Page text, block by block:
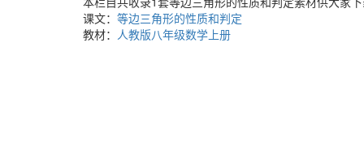
课文： 等边三角形的性质和判定
教材： 人教版八年级数学上册